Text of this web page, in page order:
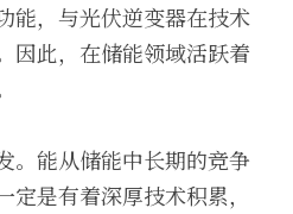
能，与光伏逆变器在技术
因此，在储能领域活跃着
。能从储能中长期的竞争
是有着深厚技术积累，